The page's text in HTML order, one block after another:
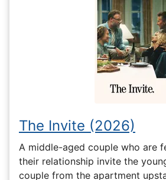
The Invite (2026)
A middle-aged couple who are
their relationship invite the
couple from the apartment